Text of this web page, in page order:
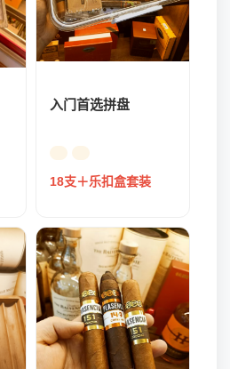
入门首选拼盘
18支＋乐扣盒套装